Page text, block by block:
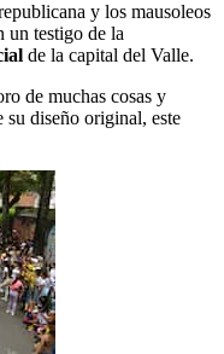
y los mausoleos
un testigo de la
de la capital del Valle.
de muchas cosas y
su diseño original, este